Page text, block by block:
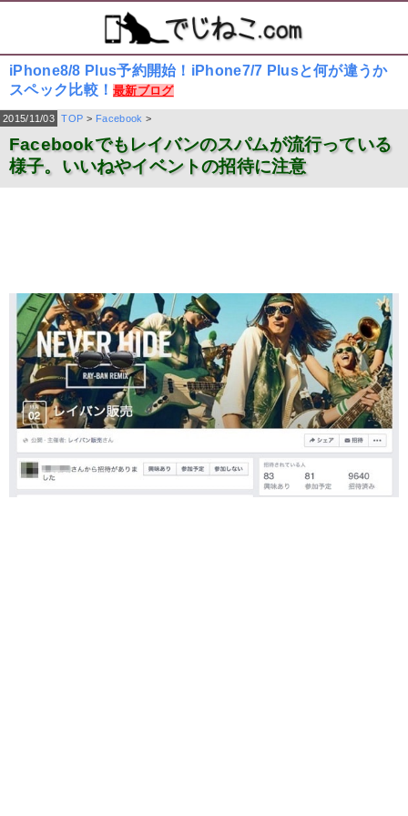
iPhone8/8 Plus予約開始！iPhone7/7 Plusと何が違うか
スペック比較！最新ブログ
2015/11/03 TOP > Facebook >
Facebookでもレイバンのスパムが流行っている
様子。いいねやイベントの招待に注意